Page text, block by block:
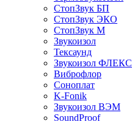
СтопЗвук БП
СтопЗвук ЭКО
СтопЗвук М
Звукоизол
Тексаунд
Звукоизол ФЛЕКС
Виброфлор
Соноплат
K-Fonik
Звукоизол ВЭМ
SoundProof